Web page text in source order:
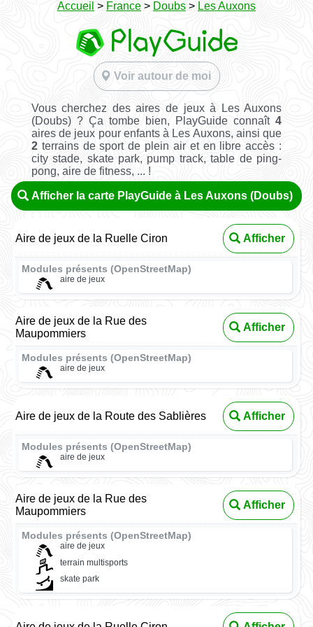
Accueil > France > Doubs > Les Auxons
Voir autour de moi
Vous cherchez des aires de jeux à Les Auxons
(Doubs) ? Ça tombe bien, PlayGuide connaît4
aires de jeux pour enfants à Les Auxons, ainsi que
2terrains de sport de plein air et en libre accès :
city stade, skate park, pump track, table de ping-
pong, aire de fitness, ... !
Afficher la carte PlayGuide à Les Auxons (Doubs)
Aire de jeux de la Ruelle Ciron Afficher
Modules présents (OpenStreetMap)
aire de jeux
Aire de jeux de la Rue des
Maupommiers
Afficher
Modules présents (OpenStreetMap)
aire de jeux
Aire de jeux de la Route des Sablières Afficher
Modules présents (OpenStreetMap)
aire de jeux
Aire de jeux de la Rue des
Maupommiers
Afficher
Modules présents (OpenStreetMap)
aire de jeux
terrain multisports
skate park